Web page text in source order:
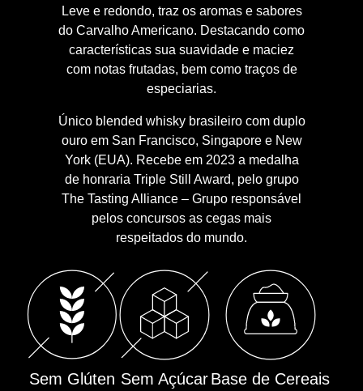
Leve e redondo, traz os aromas e sabores
do Carvalho Americano. Destacando como
características sua suavidade e maciez
com notas frutadas, bem como traços de
especiarias.
Único blended whisky brasileiro com duplo
ouro em San Francisco, Singapore e New
York (EUA). Recebe em 2023 a medalha
de honraria Triple Still Award, pelo grupo
The Tasting Alliance – Grupo responsável
pelos concursos as cegas mais
respeitados do mundo.
Sem Glúten Sem AçúcarBase de Cereais